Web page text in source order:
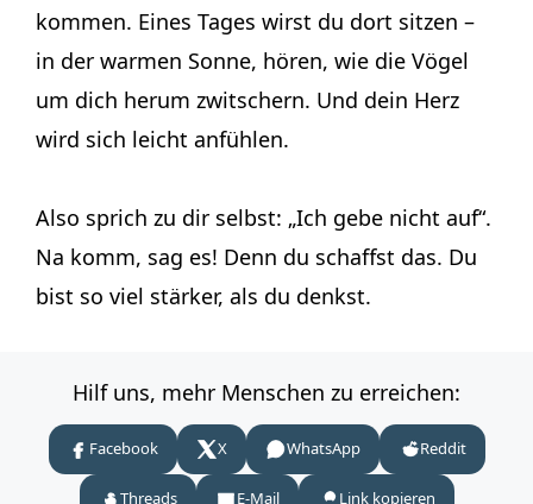
kommen. Eines Tages wirst du dort sitzen –
in der warmen Sonne, hören, wie die Vögel
um dich herum zwitschern. Und dein Herz
wird sich leicht anfühlen.
Also sprich zu dir selbst: „Ich gebe nicht auf“.
Na komm, sag es! Denn du schaffst das. Du
bist so viel stärker, als du denkst.
Hilf uns, mehr Menschen zu erreichen:
Facebook X WhatsApp Reddit
Threads E-Mail Link kopieren